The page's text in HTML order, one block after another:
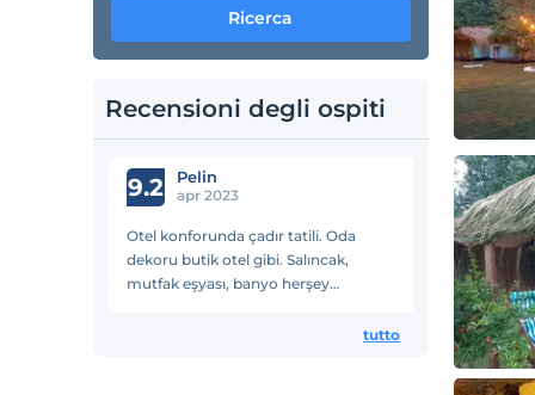
Ricerca
Recensioni degli ospiti
9.2 Pelin
apr 2023
Otel konforunda çadır tatili. Oda
dekoru butik otel gibi. Salıncak,
mutfak eşyası, banyo herşey
tutto